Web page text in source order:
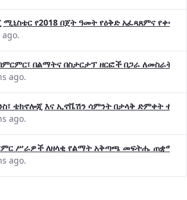
የ2018 በጀት ዓመት የዕቅድ አፈጻጸምና
በልማትና በስታርታፕ ዘርፎች በጋራ ለመስራት
ago.
ቴክኖሎጂ እና ኢኖቬሽን ሳምንት በታላቅ ድምቀት
ago.
ሥራዎች ለዘላቂ የልማት አቅጣጫ መፍትሔ ጠቋሚ
ago.